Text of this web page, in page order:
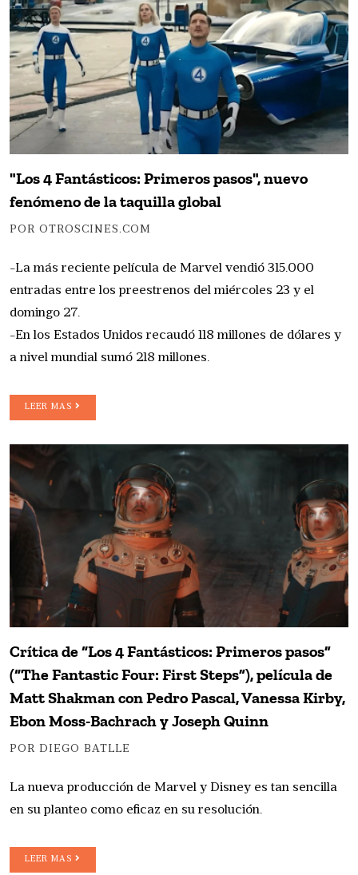
"Los 4 Fantásticos: Primeros pasos", nuevo
fenómeno de la taquilla global
POR OTROSCINES.COM
-La más reciente película de Marvel vendió 315.000
entradas entre los preestrenos del miércoles 23 y el
domingo 27.
-En los Estados Unidos recaudó 118 millones de dólares y
a nivel mundial sumó 218 millones.
LEER MAS
Crítica de “Los 4 Fantásticos: Primeros pasos”
(“The Fantastic Four: First Steps”), película de
Matt Shakman con Pedro Pascal, Vanessa Kirby,
Ebon Moss-Bachrach y Joseph Quinn
POR DIEGO BATLLE
La nueva producción de Marvel y Disney es tan sencilla
en su planteo como eficaz en su resolución.
LEER MAS